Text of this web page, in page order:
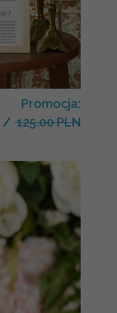
Promocja:
/ 125.00 PLN